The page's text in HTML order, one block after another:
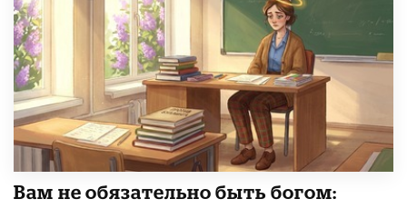
​Вам не обязательно быть богом: